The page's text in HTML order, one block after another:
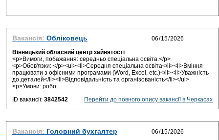
Вакансія: Обліковець
Вінницький обласний центр зайнятості
<p>Вимоги, побажання: середньо спеціальна освіта.</p>
<p>Обов'язки: </p><ul><li>Середня спеціальна освіта</li><li>Вміння
працювати з офісними програмами (Word, Excel, etc.)</li><li>Уважність
до деталей</li><li>Відповідальність та організованість</li></ul>
<p>Умови: робо...
ID вакансії: 3842542 Перейти до повного опису вакансії в Черкасах
Вакансія: Головний бухгалтер